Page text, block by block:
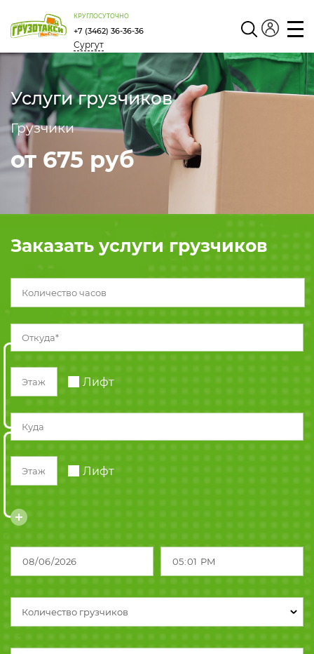
Сургут
КРУГЛОСУТОЧНО
+7 (3462) 36-36-36
Личный
кабинет
Услуги грузчиков
Грузчики
от 675 руб
Заказать услуги грузчиков
Лифт
Лифт
Количество грузчиков